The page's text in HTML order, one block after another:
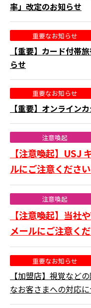
率」改定のお知らせ
重要なお知らせ
【重要】カード付帯
らせ
重要なお知らせ
【重要】オンライン
注意喚起
【注意喚起】USJ
ルにご注意ください
注意喚起
【注意喚起】当社
メールにご注意くだ
重要なお知らせ
【加盟店】視覚など
なお客さまへの対応